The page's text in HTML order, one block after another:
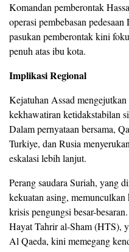
Komandan pemberontak
operasi pembebasan
pasukan pemberontak kini
penuh atas ibu kota.
Implikasi Regional
Kejatuhan Assad
kekhawatiran ketidakstabilan
Dalam pernyataan bersama,
Turkiye, dan Rusia
eskalasi lebih lanjut.
Perang saudara Suriah, yang
kekuatan asing,
krisis pengungsi besar-
Hayat Tahrir al-Sham (HTS),
Al Qaeda, kini memegang